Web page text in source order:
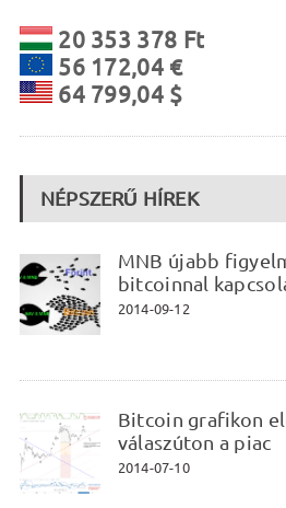
20 353 378 Ft
56 172,04 €
64 799,04 $
NÉPSZERŰ HÍREK
MNB újabb
bitcoinnal
2014-09-12
Bitcoin grafikon
válaszúton a piac
2014-07-10